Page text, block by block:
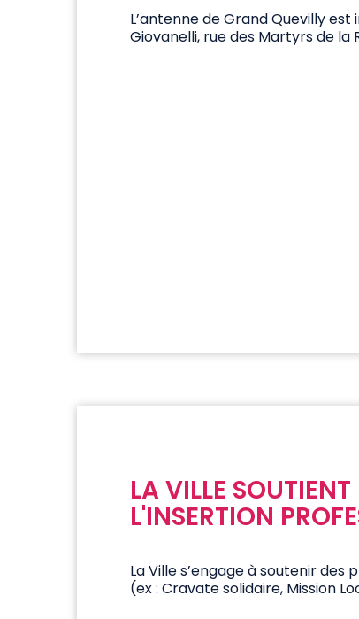
L’antenne de Grand Quevilly
Giovanelli, rue des Martyrs de la
LA VILLE
L'INSERTION
La Ville s’engage à soutenir
(ex : Cravate solidaire, Mission